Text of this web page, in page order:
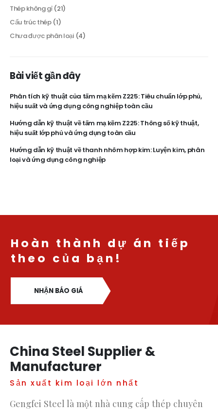
Thép không gỉ(21)
Cấu trúc thép(1)
Chưa được phân loại(4)
Bài viết gần đây
Phân tích kỹ thuật của tấm mạ kẽm Z225: Tiêu chuẩn lớp phủ,
hiệu suất và ứng dụng công nghiệp toàn cầu
Hướng dẫn kỹ thuật về tấm mạ kẽm Z225: Thông số kỹ thuật,
hiệu suất lớp phủ và ứng dụng toàn cầu
Hướng dẫn kỹ thuật về thanh nhôm hợp kim: Luyện kim, phân
loại và ứng dụng công nghiệp
Hoàn thành dự án tiếp
theo của bạn!
NHẬN BÁO GIÁ
China Steel Supplier &
Manufacturer
Sản xuất kim loại lớn nhất
Gengfei Steel là một nhà cung cấp thép chuyên